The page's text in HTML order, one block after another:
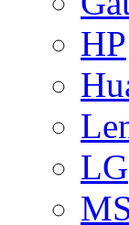
HP
LG